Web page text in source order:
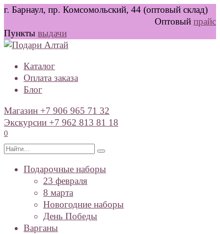
Перейти
содержанию
г. Барнаул, пр. Комсомольский, 44 (оптовый склад)
Оптовый прайс
Пункты выдачи
Каталог
Оплата заказа
Блог
Магазин +7 906 965 71 32
Экскурсии +7 962 813 81 18
0
Search
Подарочные наборы
23 февраля
8 марта
Новогодние наборы
День Победы
Варганы